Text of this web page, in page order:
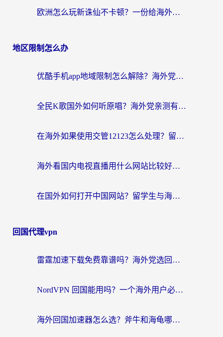
欧洲怎么玩新诛仙不卡顿？一份给海外游子的国服游戏畅玩指南
地区限制怎么办
优酷手机app地域限制怎么解除？海外党亲测有效的追剧方案
全民K歌国外如何听原唱？海外党亲测有效的回国加速器选择指南
在海外如果使用交管12123怎么处理？留学生亲测有效的回国加速方案
海外看国内电视直播用什么网站比较好？一篇解决你所有追剧难题的实用指南
在国外如何打开中国网站？留学生与海外华人的无缝访问指南
回国代理vpn
雷霆加速下载免费靠谱吗？海外党选回国加速器的避坑指南（附热门工具对比）
NordVPN 回国能用吗？一个海外用户必须面对的真实困境
海外回国加速器怎么选？斧牛和海龟哪个好？一篇帮你避开坑的实用指南